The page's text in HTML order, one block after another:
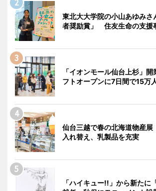
東北大大学院の小山あゆみさ
者奨励賞」 住友生命の支援
「イオンモール仙台上杉」
フトオープンに7日間で15万
仙台三越で春の北海道物産
入れ替え、乳製品を充実
「ハイキュー!!」から新たに